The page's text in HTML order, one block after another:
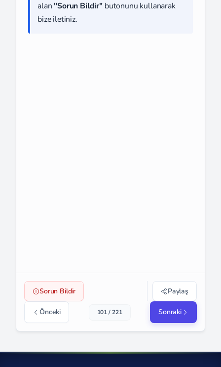
alan "Sorun Bildir" butonunu kullanarak
bize iletiniz.
Sorun Bildir Paylaş
Önceki 101 / 221 Sonraki